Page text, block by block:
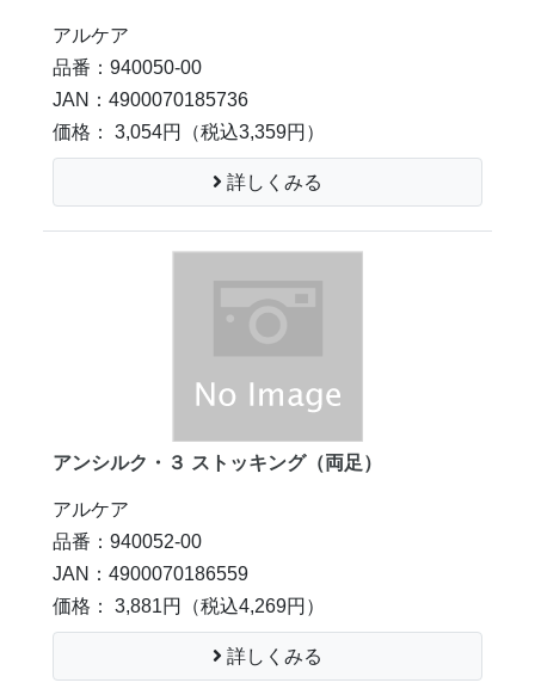
アルケア
品番：940050-00
JAN：4900070185736
価格： 3,054円
（税込3,359円）
詳しくみる
アンシルク・３ ストッキング（両足）
アルケア
品番：940052-00
JAN：4900070186559
価格： 3,881円
（税込4,269円）
詳しくみる